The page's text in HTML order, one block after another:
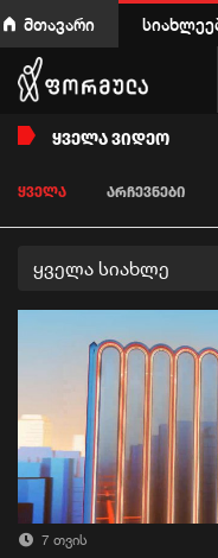
მთავარი
ᲧᲕᲔᲚᲐ ᲕᲘᲓᲔᲝ
ᲧᲕᲔᲚᲐ ᲐᲠᲩᲔᲕᲜᲔᲑᲘ
ყველა სიახლე
7 თვის